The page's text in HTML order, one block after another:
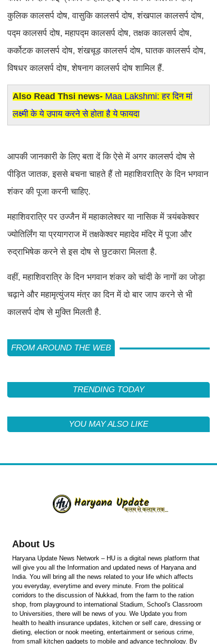
कुलिक कालसर्प दोष, वासुकि कालसर्प दोष, शंखपाल कालसर्प दोष,
पद्म कालसर्प दोष, महापद्म कालसर्प दोष, तक्षक कालसर्प दोष,
कर्कोटक कालसर्प दोष, शंखचूड़ कालसर्प दोष, घातक कालसर्प दोष,
विषधर कालसर्प दोष, शेषनाग कालसर्प दोष शामिल हैं.
Also Read Thsi news- Maa Lakshmi: हर दिन मां
लक्ष्मी के ये उपाय करने से होता है ये फायदा
आपकी जानकारी के लिए बता दें कि ऐसे में अगर कालसर्प दोष से
पीड़ित जातक, इससे बचना चाहते हैं तो महाशिवरात्रि के दिन भगवान
शंकर की पूजा करनी चाहिए.
महाशिवरात्रि पर उज्जैन में महाकालेश्वर या नासिक में त्र्यंबकेश्वर
ज्योतिर्लिंग या प्रयागराज में तक्षकेश्वर महादेव मंदिर में पूजा और
रुद्राभिषेक करने से इस दोष से छुटकारा मिलता है.
वहीं, महाशिवरात्रि के दिन भगवान शंकर को चांदी के नागों का जोड़ा
चढ़ाने और महामृत्युंजय मंत्र का दिन में दो बार जाप करने से भी
कालसर्प दोष से मुक्ति मिलती है.
FROM AROUND THE WEB
TRENDING TODAY
YOU MAY ALSO LIKE
About Us
Haryana Update News Network – HU is a digital news platform that
will give you all the Information and updated news of Haryana and
India. You will bring all the news related to your life which affects
you everyday, everytime and every minute. From the political
corridors to the discussion of Nukkad, from the farm to the ration
shop, from playground to international Stadium, School's Classroom
to Universities, there will be news of you. We Update you from
health to health insurance updates, kitchen or self care, dressing or
dieting, election or nook meeting, entertainment or serious crime,
from small kitchen gadgets to mobile and advance technology. By